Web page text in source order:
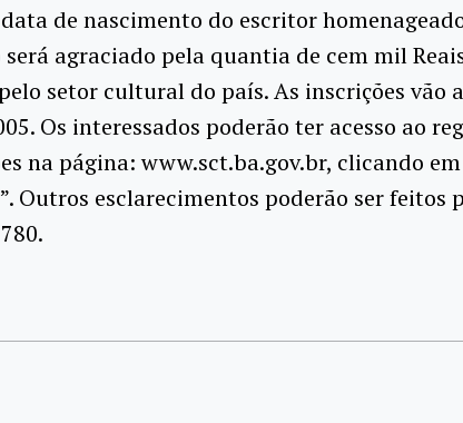
de nascimento do escritor
agraciado pela quantia de cem mil
setor cultural do país. As inscrições vão
Os interessados poderão ter acesso ao
na página: www.sct.ba.gov.br, clicando em
Outros esclarecimentos poderão ser feitos